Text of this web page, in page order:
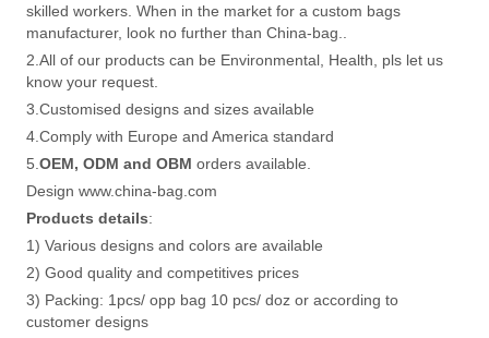
skilled workers. When in the market for a custom bags
manufacturer, look no further than China-bag..
2.All of our products can be Environmental, Health, pls let us
know your request.
3.Customised designs and sizes available
4.Comply with Europe and America standard
5. OEM, ODM and OBM orders available.
Design www.china-bag.com
Products details:
1) Various designs and colors are available
2) Good quality and competitives prices
3) Packing: 1pcs/ opp bag 10 pcs/ doz or according to
customer designs